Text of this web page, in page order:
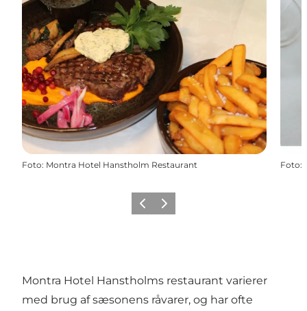
Foto: Montra Hotel Hanstholm Restaurant Foto:
ForrigeNæste
Montra Hotel Hanstholms restaurant varierer
med brug af sæsonens råvarer, og har ofte